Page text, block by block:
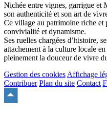
Nichée entre vignes, garrigue et
son authenticité et son art de
Ce village au patrimoine riche et
convivialité et dynamisme.
Ses ruelles chargées d’histoire,
attachement à la culture locale
pleinement la douceur de vivre
Gestion des cookies Affichage
Contribuer Plan du site Contact